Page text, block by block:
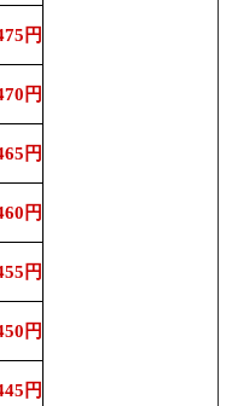
円
円
円
円
円
円
円